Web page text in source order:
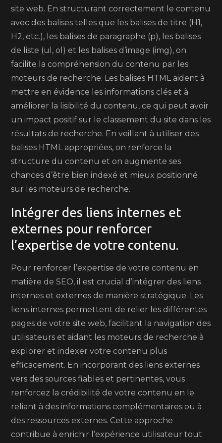
site web. En structurant correctement le contenu
avec des balises telles que les balises de titre (H1,
H2, etc.), les balises de paragraphe (p), les balises
de liste (ul, ol) et les balises d’image (img), on
facilite la compréhension du contenu par les
moteurs de recherche. Les balises HTML aident à
mettre en évidence les informations clés et à
améliorer la lisibilité du contenu, ce qui peut avoir
un impact positif sur le classement du site dans les
résultats de recherche. En veillant à utiliser des
balises HTML appropriées, on renforce la
structure du contenu et on augmente ses
chances d’être bien indexé et mieux positionné
sur les moteurs de recherche.
Intégrer des liens internes et
externes pour renforcer
l’expertise de votre contenu.
Pour renforcer l’expertise de votre contenu en
matière de SEO, il est crucial d’intégrer des liens
internes et externes de manière stratégique. Les
liens internes permettent de relier les différentes
pages de votre site web, facilitant la navigation des
utilisateurs et aidant les moteurs de recherche à
explorer et indexer votre contenu plus
efficacement. En incorporant des liens externes
vers des sources fiables et pertinentes, vous
renforcez la crédibilité de votre contenu en le
reliant à des informations complémentaires ou à
des ressources externes. Cette approche
contribue à enrichir l’expérience utilisateur tout